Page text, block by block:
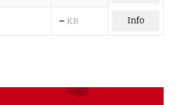
– KR Info